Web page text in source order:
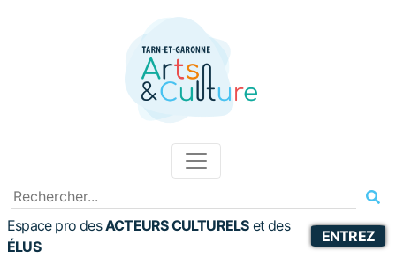
Espace pro desACTEURS CULTURELS etdes
ÉLUS
ENTREZ